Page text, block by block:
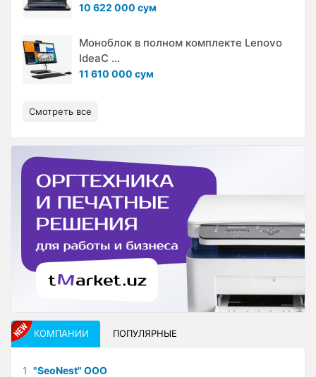
10 622 000 сум
Моноблок в полном комплекте Lenovo
IdeaC ...
11 610 000 сум
Смотреть все
КОМПАНИИ ПОПУЛЯРНЫЕ
1 "SeoNest" ООО